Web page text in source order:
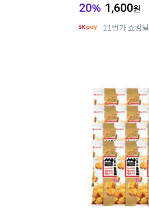
20% 1,600원
11번가 쇼킹딜